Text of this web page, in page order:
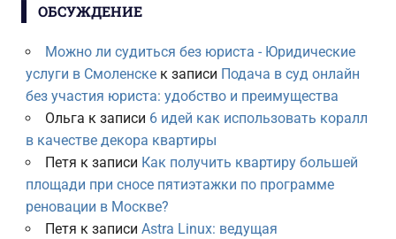
ОБСУЖДЕНИЕ
Можно ли судиться без юриста - Юридические
услуги в Смоленскек записи Подача в суд онлайн
без участия юриста: удобство и преимущества
Ольга к записи 6 идей как использовать коралл
в качестве декора квартиры
Петя к записи Как получить квартиру большей
площади при сносе пятиэтажки по программе
реновации в Москве?
Петя к записи Astra Linux: ведущая